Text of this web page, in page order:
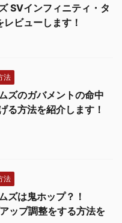
SVインフィニティ・タ
ビューします！
法
ズのガバメントの命中
る方法を紹介します！
法
ズは鬼ホップ？！
ップ調整をする方法を